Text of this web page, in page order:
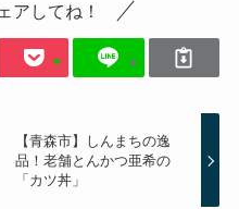
アしてね！
【青森市】しんまちの逸
品！老舗とんかつ亜希の
「カツ丼」